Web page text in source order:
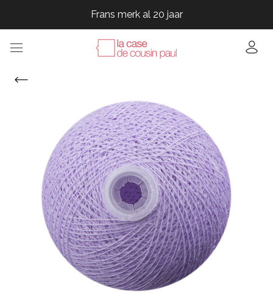
Frans merk al 20 jaar
Frans merk al 20 jaar
Frans merk al 20 jaar